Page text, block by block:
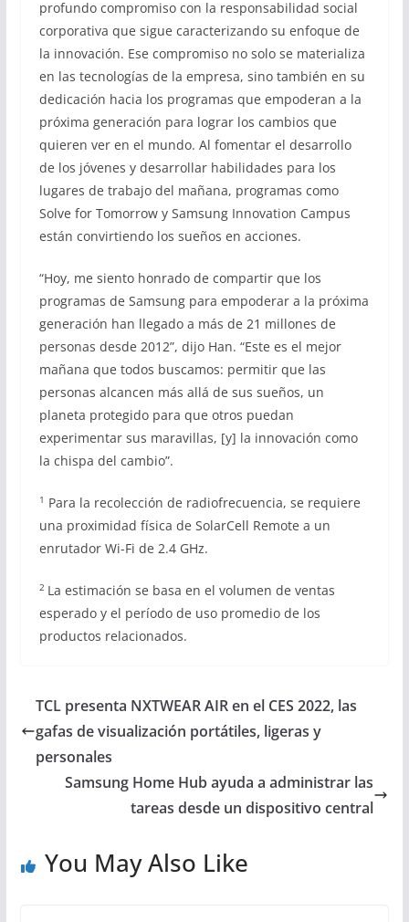
profundo compromiso con la responsabilidad social
corporativa que sigue caracterizando su enfoque de
la innovación. Ese compromiso no solo se materializa
en las tecnologías de la empresa, sino también en su
dedicación hacia los programas que empoderan a la
próxima generación para lograr los cambios que
quieren ver en el mundo. Al fomentar el desarrollo
de los jóvenes y desarrollar habilidades para los
lugares de trabajo del mañana, programas como
Solve for Tomorrow y Samsung Innovation Campus
están convirtiendo los sueños en acciones.
“Hoy, me siento honrado de compartir que los
programas de Samsung para empoderar a la próxima
generación han llegado a más de 21 millones de
personas desde 2012”, dijo Han. “Este es el mejor
mañana que todos buscamos: permitir que las
personas alcancen más allá de sus sueños, un
planeta protegido para que otros puedan
experimentar sus maravillas, [y] la innovación como
la chispa del cambio”.
1 Para la recolección de radiofrecuencia, se requiere
una proximidad física de SolarCell Remote a un
enrutador Wi-Fi de 2.4 GHz.
2 La estimación se basa en el volumen de ventas
esperado y el período de uso promedio de los
productos relacionados.
TCL presenta NXTWEAR AIR en el CES 2022, las
gafas de visualización portátiles, ligeras y
personales
Samsung Home Hub ayuda a administrar las
tareas desde un dispositivo central
You May Also Like